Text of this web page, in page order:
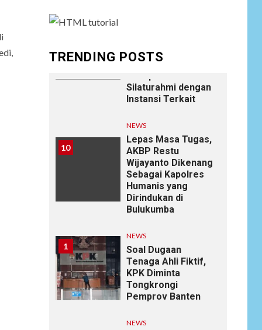
TRENDING POSTS
9
Laksanakan
Anjangsana Untuk
Silaturahmi dengan
Instansi Terkait
10
NEWS
Lepas Masa Tugas,
AKBP Restu
Wijayanto Dikenang
Sebagai Kapolres
Humanis yang
Dirindukan di
Bulukumba
1
NEWS
Soal Dugaan
Tenaga Ahli Fiktif,
KPK Diminta
Tongkrongi
Pemprov Banten
NEWS